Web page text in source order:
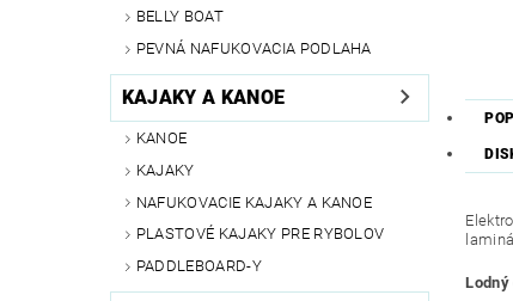
BELLY BOAT
PEVNÁ NAFUKOVACIA PODLAHA
KAJAKY A KANOE
KANOE
KAJAKY
NAFUKOVACIE KAJAKY A KANOE
PLASTOVÉ KAJAKY PRE RYBOLOV
PADDLEBOARD-Y
Lodný